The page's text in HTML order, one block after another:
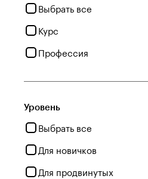
Выбрать все
Курс
Профессия
Уровень
Выбрать все
Для новичков
Для продвинутых